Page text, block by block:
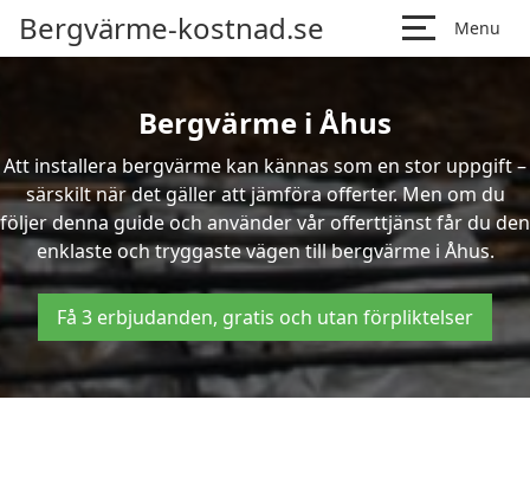
Bergvärme-kostnad.se Menu
Bergvärme i Åhus
Att installera bergvärme kan kännas som en stor uppgift –
särskilt när det gäller att jämföra offerter. Men om du
följer denna guide och använder vår offerttjänst får du den
enklaste och tryggaste vägen till bergvärme i Åhus.
Få 3 erbjudanden, gratis och utan förpliktelser